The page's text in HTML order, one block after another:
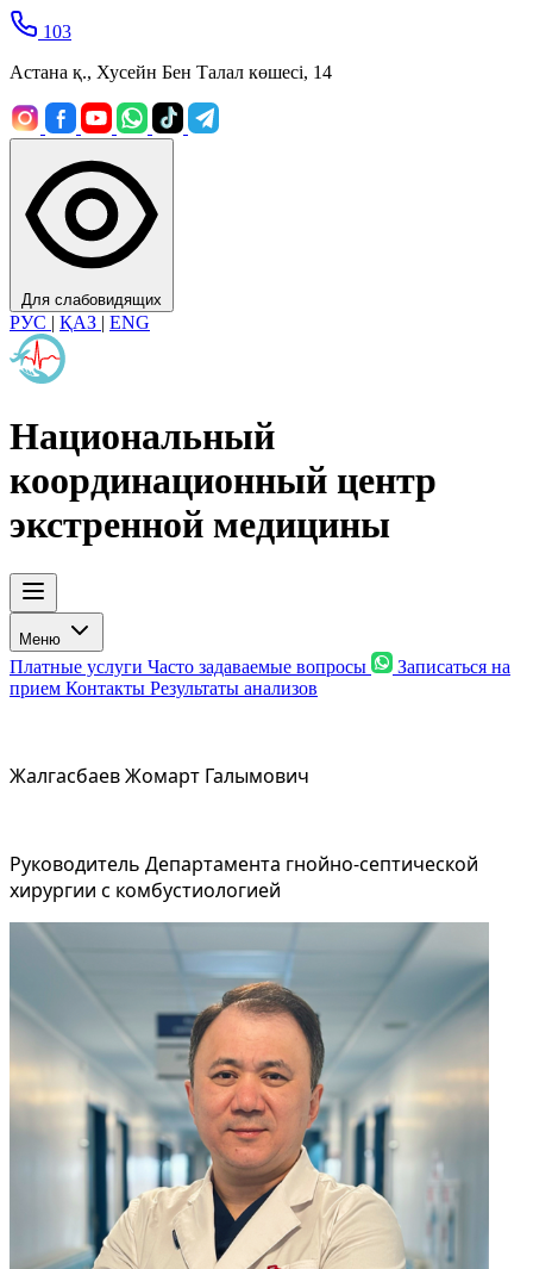
103
Астана қ., Хусейн Бен Талал көшесі, 14
Для слабовидящих
РУС | ҚАЗ | ENG
Национальный
координационный центр
экстренной медицины
Меню
Платные услуги Часто задаваемые вопросы
Записаться на
прием Контакты Результаты анализов
Жалгасбаев Жомарт Галымович
Руководитель Департамента гнойно-септической
хирургии с комбустиологией